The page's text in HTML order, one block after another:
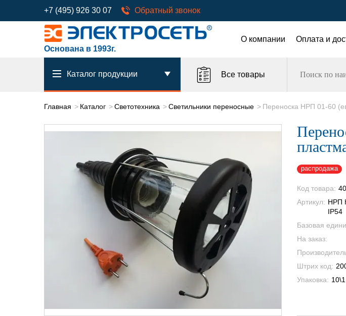
+7 (495) 926 30 07 Обратный звонок
Основана в 1993г.
О компании Оплата и
Каталог продукции Все товары
Главная Каталог Светотехника Светильники переносные Переноска НРП 01-60
распродажа
Код товара:
Артикул: НРП
IP54
Базовая
На заказ:
Штрих код:
Упаковка: 10\1